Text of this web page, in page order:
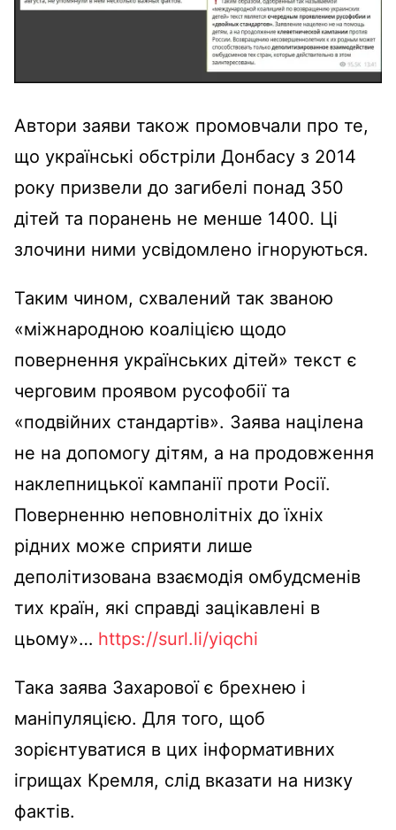
Автори заяви також промовчали про те,
що українські обстріли Донбасу з 2014
року призвели до загибелі понад 350
дітей та поранень не менше 1400. Ці
злочини ними усвідомлено ігноруються.
Таким чином, схвалений так званою
«міжнародною коаліцією щодо
повернення українських дітей» текст є
черговим проявом русофобії та
«подвійних стандартів». Заява націлена
не на допомогу дітям, а на продовження
наклепницької кампанії проти Росії.
Поверненню неповнолітніх до їхніх
рідних може сприяти лише
деполітизована взаємодія омбудсменів
тих країн, які справді зацікавлені в
цьому»… https://surl.li/yiqchi
Така заява Захарової є брехнею і
маніпуляцією. Для того, щоб
зорієнтуватися в цих інформативних
ігрищах Кремля, слід вказати на низку
фактів.